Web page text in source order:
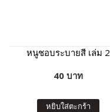
หนูชอบระบายสี เล่ม 2
40 บาท
หยิบใส่ตะกร้า